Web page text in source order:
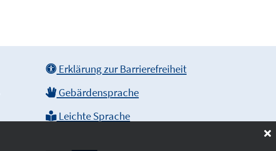
Erklärung zur Barrierefreiheit
Gebärdensprache
Leichte Sprache